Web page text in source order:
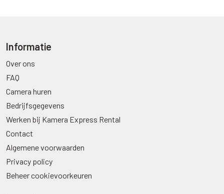
Informatie
Over ons
FAQ
Camera huren
Bedrijfsgegevens
Werken bij Kamera Express Rental
Contact
Algemene voorwaarden
Privacy policy
Beheer cookievoorkeuren